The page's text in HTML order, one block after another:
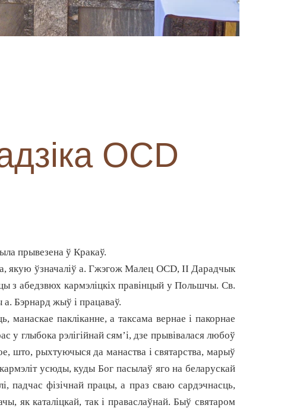
OCD
прывезена ў Кракаў.
якую ўзначаліў а. Гжэгож Малец OCD, ІІ Дарадчык
з абедзвюх кармэліцкіх правінцый у Польшчы. Св.
а. Бэрнард жыў і працаваў.
пакліканне, а таксама вернае і пакорнае
у глыбока рэлігійнай сям’і, дзе прывівалася любоў
што, рыхтуючыся да манаства і святарства, марыў
усюды, куды Бог пасылаў яго на беларускай
падчас фізічнай працы, а праз сваю сардэчнасць,
як каталіцкай, так і праваслаўнай. Быў святаром